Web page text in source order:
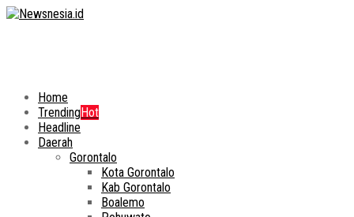
Home
TrendingHot
Headline
Daerah
Gorontalo
Kota Gorontalo
Kab Gorontalo
Boalemo